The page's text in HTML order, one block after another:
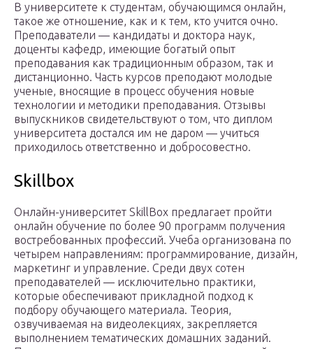
В университете к студентам, обучающимся онлайн,
такое же отношение, как и к тем, кто учится очно.
Преподаватели — кандидаты и доктора наук,
доценты кафедр, имеющие богатый опыт
преподавания как традиционным образом, так и
дистанционно. Часть курсов преподают молодые
ученые, вносящие в процесс обучения новые
технологии и методики преподавания. Отзывы
выпускников свидетельствуют о том, что диплом
университета достался им не даром — учиться
приходилось ответственно и добросовестно.
Skillbox
Онлайн-университет SkillBox предлагает пройти
онлайн обучение по более 90 программ получения
востребованных профессий. Учеба организована по
четырем направлениям: программирование, дизайн,
маркетинг и управление. Среди двух сотен
преподавателей — исключительно практики,
которые обеспечивают прикладной подход к
подбору обучающего материала. Теория,
озвучиваемая на видеолекциях, закрепляется
выполнением тематических домашних заданий.